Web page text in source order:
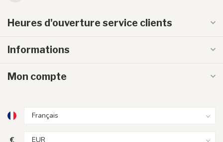
Heures d'ouverture service clients
Informations
Mon compte
€